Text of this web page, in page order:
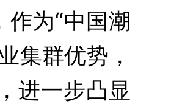
作为“中国潮
集群优势，
进一步凸显